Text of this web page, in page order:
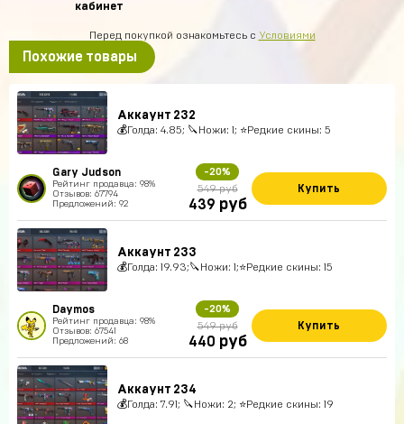
кабинет
Перед покупкой ознакомьтесь с Условиями
Похожие товары
Аккаунт 232
💰Голда: 4.85; 🔪Ножи: 1; ⭐️Редкие скины: 5
Gary Judson
Рейтинг продавца: 98%
Отзывов: 67794
Предложений: 92
-20%
549 руб
439 руб
Купить
Аккаунт 233
💰Голда: 19.93;🔪Ножи: 1;⭐️Редкие скины: 15
Daymos
Рейтинг продавца: 98%
Отзывов: 67541
Предложений: 68
-20%
549 руб
440 руб
Купить
Аккаунт 234
💰Голда: 7.91; 🔪Ножи: 2; ⭐️Редкие скины: 19